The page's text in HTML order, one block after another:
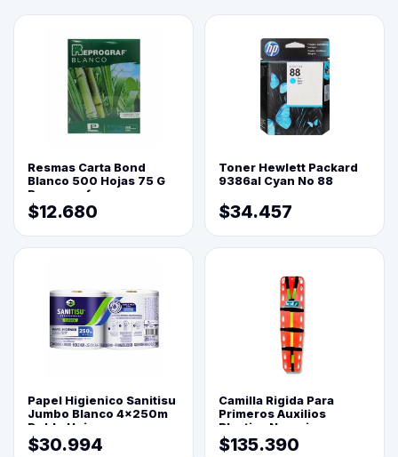
Resmas Carta Bond
Blanco 500 Hojas 75 G
Reprograf.
$12.680
Toner Hewlett Packard
9386al Cyan No 88
$34.457
Papel Higienico Sanitisu
Jumbo Blanco 4x250m
Doble Hoja
$30.994
Camilla Rigida Para
Primeros Auxilios
Plastica Naranja
$135.390